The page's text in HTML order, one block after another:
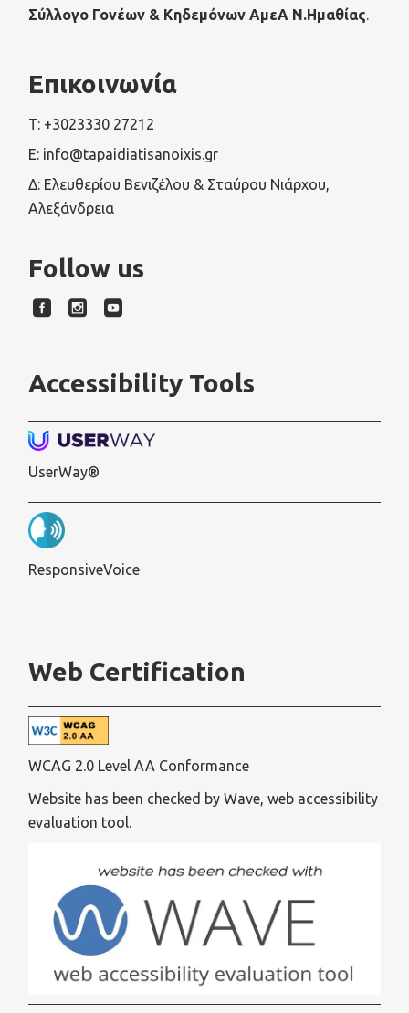
Σύλλογο Γονέων & Κηδεμόνων ΑμεΑ Ν.Ημαθίας
Επικοινωνία
T: +3023330 27212
E: info@tapaidiatisanoixis.gr
Δ: Ελευθερίου Βενιζέλου & Σταύρου Νιάρχου,
Αλεξάνδρεια
Follow us
Accessibility Tools
UserWay®
ResponsiveVoice
Web Certification
WCAG 2.0 Level AA Conformance
Website has been checked by Wave, web accessibility
evaluation tool.